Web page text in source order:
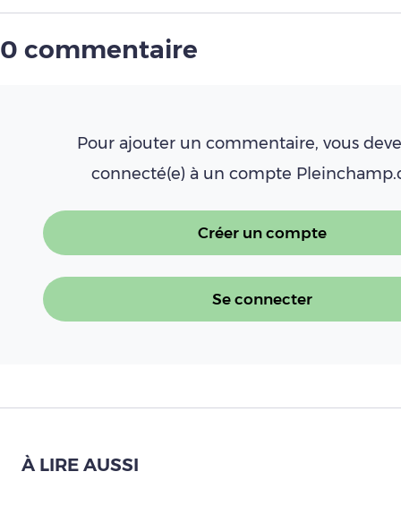
0 commentaire
Pour ajouter un commentaire, vous
connecté(e) à un compte
Créer un compte
Se connecter
À LIRE AUSSI